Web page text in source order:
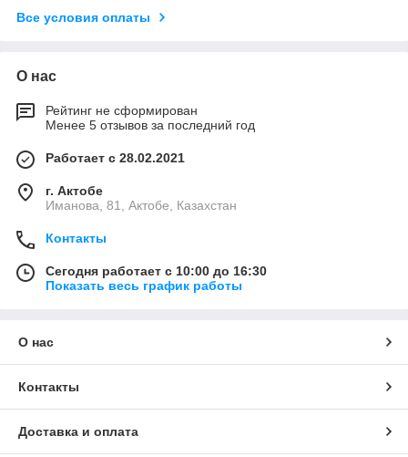
Все условия оплаты
О нас
Рейтинг не сформирован
Менее 5 отзывов за последний год
Работает с 28.02.2021
г. Актобе
Иманова, 81, Актобе, Казахстан
Контакты
Сегодня работает с 10:00 до 16:30
Показать весь график работы
О нас
Контакты
Доставка и оплата